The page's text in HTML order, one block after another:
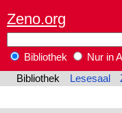
Zeno.org
Bibliothek
Nur in
Bibliothek
Lesesaal